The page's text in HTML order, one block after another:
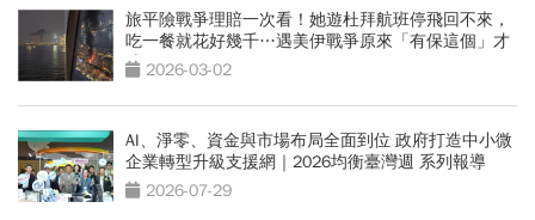
旅平險戰爭理賠一次看！她遊杜拜航班停飛回不來，
吃一餐就花好幾千…遇美伊戰爭原來「有保這個」才
賠 2026-03-02
AI、淨零、資金與市場布局全面到位 政府打造中小微
企業轉型升級支援網｜2026均衡臺灣週 系列報導
2026-07-29